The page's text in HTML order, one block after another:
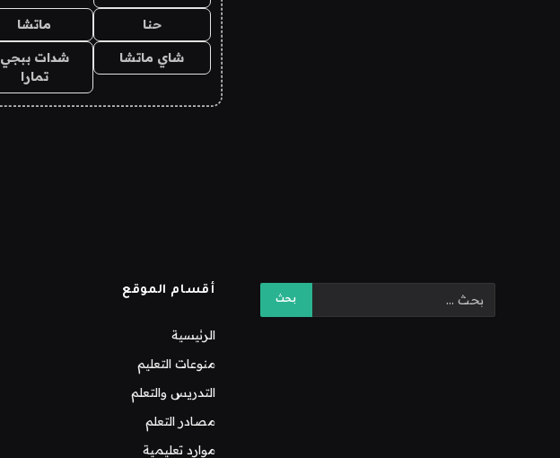
حنا ماتشا
شاي ماتشا
شدات ببجي
تمارا
أقسام الموقع
الرئيسية
منوعات التعليم
التدريس والتعلم
مصادر التعلم
موارد تعليمية